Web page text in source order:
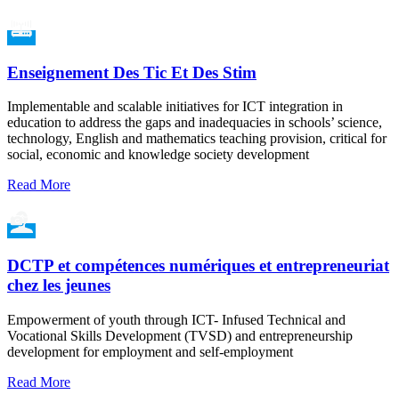
Enseignement Des Tic Et Des Stim
Implementable and scalable initiatives for ICT integration in
education to address the gaps and inadequacies in schools’ science,
technology, English and mathematics teaching provision, critical for
social, economic and knowledge society development
Read More
DCTP et compétences numériques et entrepreneuriat
chez les jeunes
Empowerment of youth through ICT- Infused Technical and
Vocational Skills Development (TVSD) and entrepreneurship
development for employment and self-employment
Read More